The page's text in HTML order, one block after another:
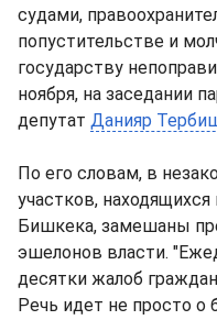
судами,
попустительстве и
государству
ноября, на заседании
депутат Данияр
По его словам, в
участков,
Бишкека, замешаны
эшелонов власти.
десятки жалоб
Речь идет не просто о